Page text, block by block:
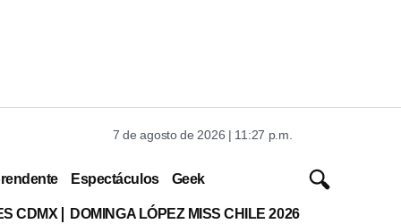
7 de agosto de 2026 | 11:27 p.m.
Espectáculos Geek
CDMX DOMINGA LÓPEZ MISS CHILE 2026